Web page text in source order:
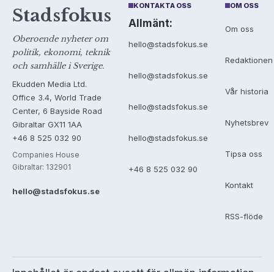
Stadsfokus
Oberoende nyheter om
politik, ekonomi, teknik
och samhälle i Sverige.
Ekudden Media Ltd.
Office 3.4, World Trade
Center, 6 Bayside Road
Gibraltar GX11 1AA
+46 8 525 032 90
Companies House
Gibraltar: 132901
hello@stadsfokus.se
KONTAKTA OSS
Allmänt:
hello@stadsfokus.se
hello@stadsfokus.se
hello@stadsfokus.se
hello@stadsfokus.se
+46 8 525 032 90
OM OSS
Om oss
Redaktionen
Vår historia
Nyhetsbrev
Tipsa oss
Kontakt
RSS-flöde